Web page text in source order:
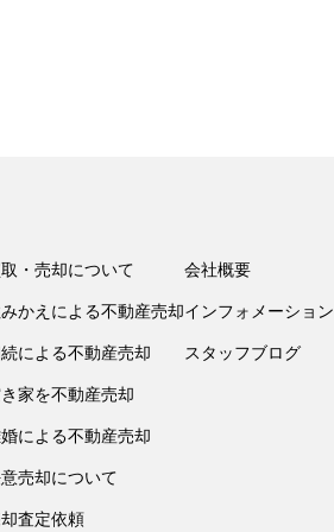
・売却について
かえによる不動産売却
による不動産売却
家を不動産売却
による不動産売却
売却について
査定依頼
会社概要
インフォメーション
スタッフブログ